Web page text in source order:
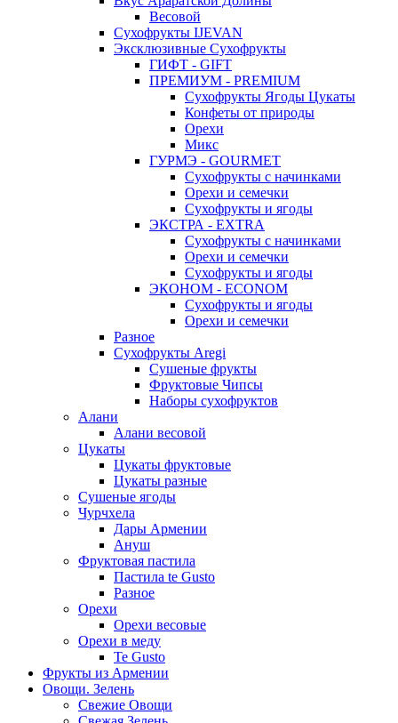
Весовой
Сухофрукты IJEVAN
Эксклюзивные Сухофрукты
ГИФТ - GIFT
ПРЕМИУМ - PREMIUM
Сухофрукты Ягоды Цукаты
Конфеты от природы
Орехи
Микс
ГУРМЭ - GOURMET
Сухофрукты с начинками
Орехи и семечки
Сухофрукты и ягоды
ЭКСТРА - EXTRA
Сухофрукты с начинками
Орехи и семечки
Сухофрукты и ягоды
ЭКОНОМ - ECONOM
Сухофрукты и ягоды
Орехи и семечки
Разное
Сухофрукты Aregi
Сушеные фрукты
Фруктовые Чипсы
Наборы сухофруктов
Алани
Алани весовой
Цукаты
Цукаты фруктовые
Цукаты разные
Сушеные ягоды
Чурчхела
Дары Армении
Ануш
Фруктовая пастила
Пастила te Gusto
Разное
Орехи
Орехи весовые
Орехи в меду
Te Gusto
Фрукты из Армении
Овощи. Зелень
Свежие Овощи